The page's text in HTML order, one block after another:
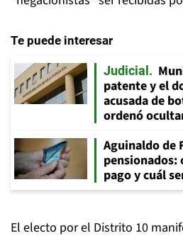
Te puede interesar
Judicial
patente y el
acusada de
ordenó
Aguinaldo de
pensionados:
pago y cuál
El electo por el Distrito 10